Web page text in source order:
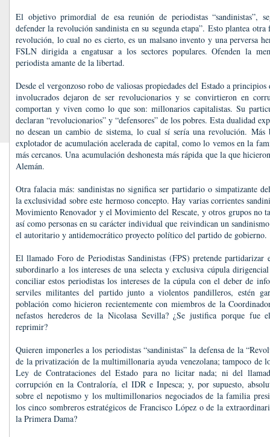
El objetivo primordial de esa reunión de periodistas “sandinistas”,
defender la revolución sandinista en su segunda etapa”. Esto plantea
revolución, lo cual no es cierto, es un malsano invento y una perversa
FSLN dirigida a engatusar a los sectores populares. Ofenden la
periodista amante de la libertad.
Desde el vergonzoso robo de valiosas propiedades del Estado a
involucrados dejaron de ser revolucionarios y se convirtieron en
comportan y viven como lo que son: millonarios capitalistas. Su
declaran “revolucionarios” y “defensores” de los pobres. Esta dualidad
no desean un cambio de sistema, lo cual sí sería una revolución. Más
explotador de acumulación acelerada de capital, como lo vemos en la
más cercanos. Una acumulación deshonesta más rápida que la que
Alemán.
Otra falacia más: sandinistas no significa ser partidario o simpatizante
la exclusividad sobre este hermoso concepto. Hay varias corrientes
Movimiento Renovador y el Movimiento del Rescate, y otros grupos no
así como personas en su carácter individual que reivindican un
el autoritario y antidemocrático proyecto político del partido de gobierno.
El llamado Foro de Periodistas Sandinistas (FPS) pretende
subordinarlo a los intereses de una selecta y exclusiva cúpula
conciliar estos periodistas los intereses de la cúpula con el deber de
serviles militantes del partido junto a violentos pandilleros, estén
población como hicieron recientemente con miembros de la
nefastos herederos de la Nicolasa Sevilla? ¿Se justifica porque fue
reprimir?
Quieren imponerles a los periodistas “sandinistas” la defensa de la
de la privatización de la multimillonaria ayuda venezolana; tampoco de
Ley de Contrataciones del Estado para no licitar nada; ni del
corrupción en la Contraloría, el IDR e Inpesca; y, por supuesto,
sobre el nepotismo y los multimillonarios negociados de la familia
los cinco sombreros estratégicos de Francisco López o de la
la Primera Dama?